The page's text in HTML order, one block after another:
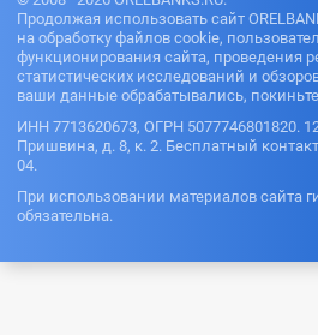
Продолжая использовать сайт
на обработку файлов cookie,
функционирования сайта, проведения
статистических исследований и
ваши данные обрабатывались,
ИНН 7713620673, ОГРН 5077746801820.
Пришвина, д. 8, к. 2. Бесплатный
04.
При использовании материалов сайта
обязательна.